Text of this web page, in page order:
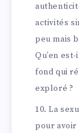
activités
peu mais
Qu’en
fond qui
exploré ?
La
pour avoir